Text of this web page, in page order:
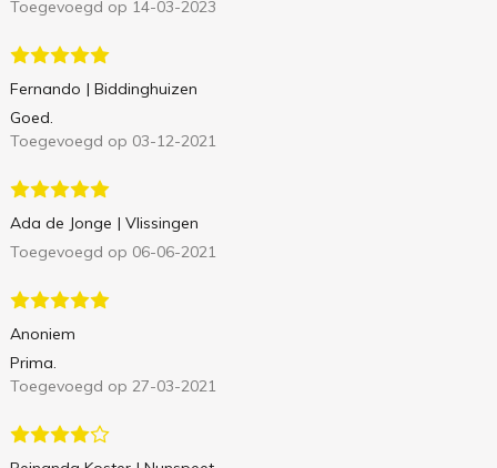
Toegevoegd op 14-03-2023
Fernando | Biddinghuizen
Goed.
Toegevoegd op 03-12-2021
Ada de Jonge | Vlissingen
Toegevoegd op 06-06-2021
Anoniem
Prima.
Toegevoegd op 27-03-2021